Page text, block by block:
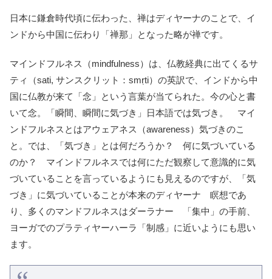
日本に鎌倉時代頃に伝わった、禅はディヤーナのことで、イ
ンドから中国に伝わり「禅那」となった略が禅です。
マインドフルネス（mindfulness）は、仏教経典に出てくるサ
ティ（sati, サンスクリット：smṛti）の英訳で、インドから中
国に仏教が来て「念」という言葉が当てられた。今の心と書
いて念。「瞬間、瞬間に気づき」日本語では気づき。 マイ
ンドフルネスとはアウェアネス（awareness）気づきのこ
と。では、「気づき」とは何だろうか？ 何に気づいている
のか？ マインドフルネスでは何にただ観察して意識的に気
づいていることを言っているようにも見えるのですが、「気
づき」に気づいていることが本来のディヤーナ 瞑想であ
り、多くのマンドフルネスはダーラナー 「集中」の手前、
ヨーガでのプラティヤーハーラ「制感」に近いようにも思い
ます。